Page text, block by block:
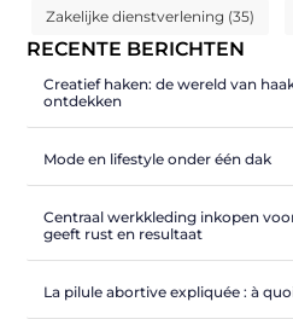
Zakelijke dienstverlening (35)
RECENTE BERICHTEN
Creatief haken: de wereld van
ontdekken
Mode en lifestyle onder één dak
Centraal werkkleding inkopen
geeft rust en resultaat
La pilule abortive expliquée : à